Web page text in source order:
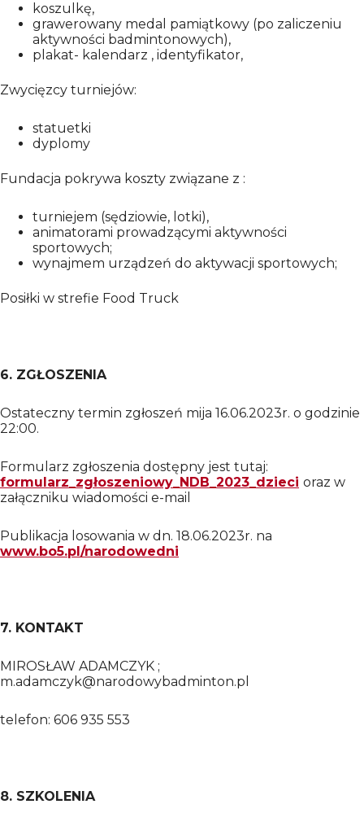
koszulkę,
grawerowany medal pamiątkowy (po zaliczeniu
aktywności badmintonowych),
plakat- kalendarz , identyfikator,
Zwycięzcy turniejów:
statuetki
dyplomy
Fundacja pokrywa koszty związane z :
turniejem (sędziowie, lotki),
animatorami prowadzącymi aktywności
sportowych;
wynajmem urządzeń do aktywacji sportowych;
Posiłki w strefie Food Truck
6. ZGŁOSZENIA
Ostateczny termin zgłoszeń mija 16.06.2023r. o godzinie
22:00.
Formularz zgłoszenia dostępny jest tutaj:
formularz_zgłoszeniowy_NDB_2023_dzieci oraz w
załączniku wiadomości e-mail
Publikacja losowania w dn. 18.06.2023r. na
www.bo5.pl/narodowedni
7. KONTAKT
MIROSŁAW ADAMCZYK ;
m.adamczyk@narodowybadminton.pl
telefon: 606 935 553
8. SZKOLENIA